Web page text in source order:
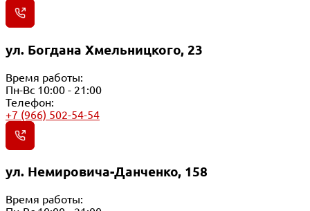
ул. Богдана Хмельницкого, 23
Время работы:
Пн-Вс 10:00 - 21:00
Телефон:
+7 (966) 502-54-54
ул. Немировича-Данченко, 158
Время работы: